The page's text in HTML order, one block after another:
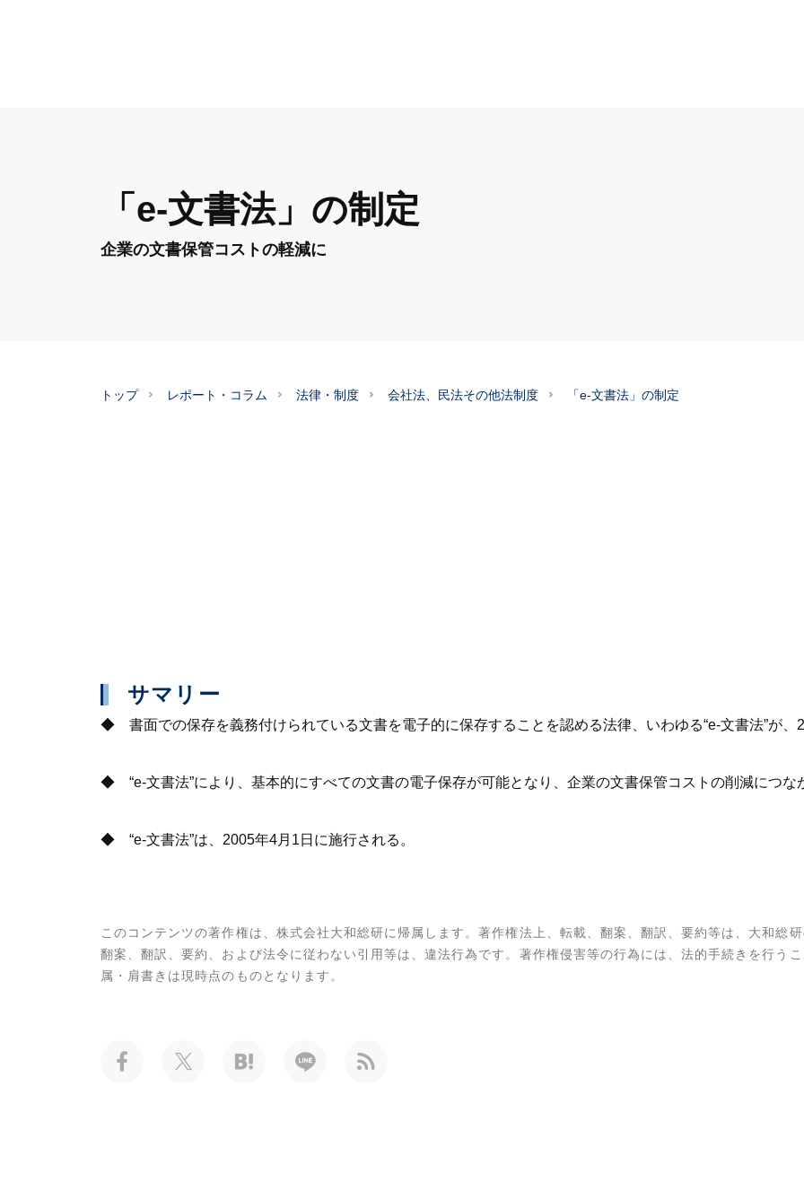
「e-文書法」の制定
企業の文書保管コストの軽減に
トップ レポート・コラム 法律・制度 会社法、民法その他法制度 「e-文書法」の制定
サマリー
◆ 書面での保存を義務付けられている文書を電子的に保存することを認める法律、いわゆる“e-文書法”が、
◆ “e-文書法”により、基本的にすべての文書の電子保存が可能となり、企業の文書保管コストの削減につな
◆ “e-文書法”は、2005年4月1日に施行される。
このコンテンツの著作権は、株式会社大和総研に帰属します。著作権法上、転載、翻案、翻訳、要約等は、大和総
翻案、翻訳、要約、および法令に従わない引用等は、違法行為です。著作権侵害等の行為には、法的手続きを行う
属・肩書きは現時点のものとなります。